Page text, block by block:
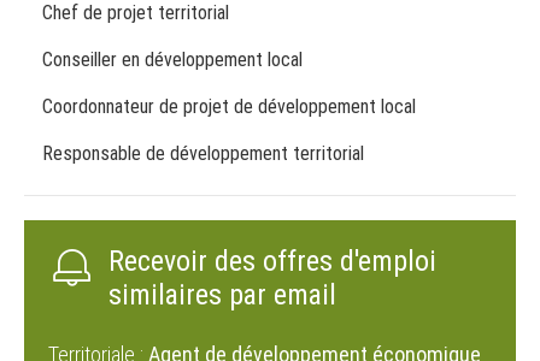
Chef de projet territorial
Conseiller en développement local
Coordonnateur de projet de développement local
Responsable de développement territorial
Recevoir des offres d'emploi
similaires par email
Territoriale : Agent de développement économique